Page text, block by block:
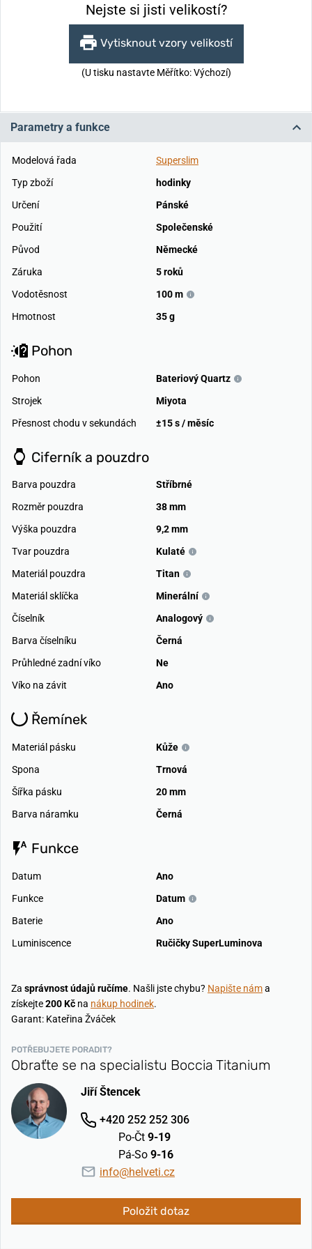
Nejste si jisti velikostí?
Vytisknout vzory velikostí
(U tisku nastavte Měřítko: Výchozí)
Parametry a funkce
Modelová řada
Superslim
Typ zboží
hodinky
Určení
Pánské
Použití
Společenské
Původ
Německé
Záruka
5 roků
Vodotěsnost
100 m
Hmotnost
35 g
Pohon
Pohon
Bateriový Quartz
Strojek
Miyota
Přesnost chodu v sekundách
±15 s / měsíc
Ciferník a pouzdro
Barva pouzdra
Stříbrné
Rozměr pouzdra
38 mm
Výška pouzdra
9,2 mm
Tvar pouzdra
Kulaté
Materiál pouzdra
Titan
Materiál sklíčka
Minerální
Číselník
Analogový
Barva číselníku
Černá
Průhledné zadní víko
Ne
Víko na závit
Ano
Řemínek
Materiál pásku
Kůže
Spona
Trnová
Šířka pásku
20 mm
Barva náramku
Černá
Funkce
Datum
Ano
Funkce
Datum
Baterie
Ano
Luminiscence
Ručičky SuperLuminova
Za správnost údajů ručíme. Našli jste chybu? Napište náma
získejte200 Kč na nákup hodinek.
Garant: Kateřina Žváček
POTŘEBUJETE PORADIT?
Obraťte se na specialistu Boccia Titanium
Jiří Štencek
+420 252 252 306
Po-Čt 9-19
Pá-So 9-16
info@helveti.cz
Položit dotaz